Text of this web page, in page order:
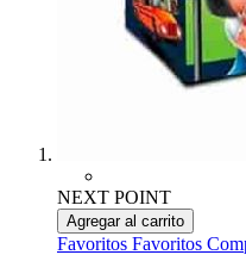
NEXT POINT
Agregar al carrito
Favoritos Favoritos